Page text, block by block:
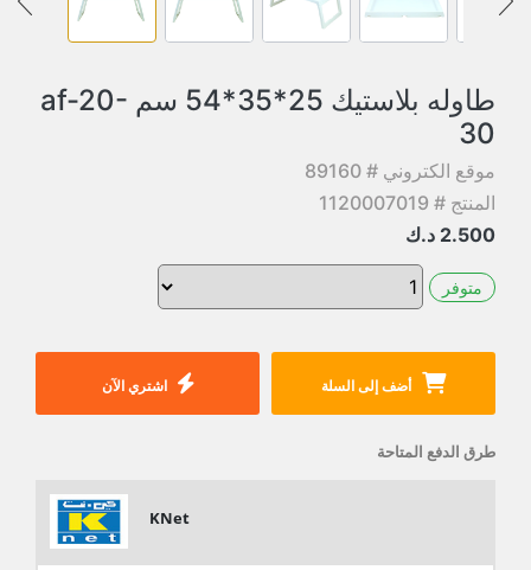
طاوله بلاستيك 25*35*54 سم af-20-
30
موقع الكتروني # 89160
المنتج # 1120007019
2.500 د.ك
متوفر
أضف إلى السلة اشتري الآن
طرق الدفع المتاحة
KNet